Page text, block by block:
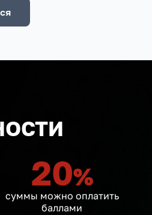
20%
суммы можно оплатить
баллами